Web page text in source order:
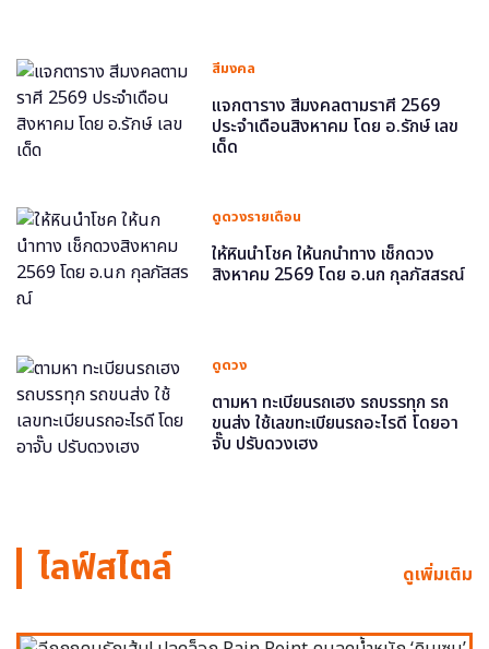
สีมงคล
แจกตาราง สีมงคลตามราศี 2569
ประจำเดือนสิงหาคม โดย อ.รักษ์ เลข
เด็ด
ดูดวงรายเดือน
ให้หินนำโชค ให้นกนำทาง เช็กดวง
สิงหาคม 2569 โดย อ.นก กุลภัสสรณ์
ดูดวง
ตามหา ทะเบียนรถเฮง รถบรรทุก รถ
ขนส่ง ใช้เลขทะเบียนรถอะไรดี โดยอา
จั๊บ ปรับดวงเฮง
ไลฟ์สไตล์ ดูเพิ่มเติม